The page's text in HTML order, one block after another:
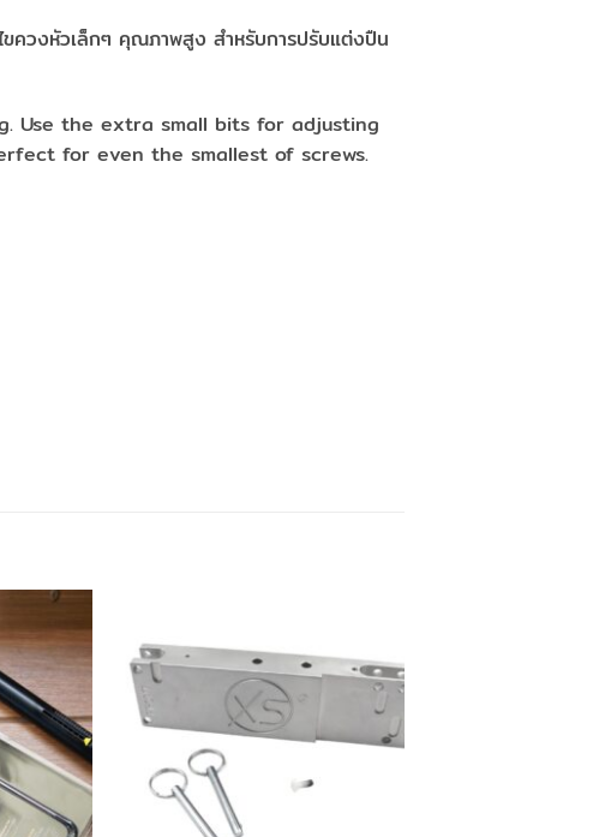
ควงหัวเล็กๆ คุณภาพสูง สำหรับการปรับแต่งปืน
Use the extra small bits for adjusting
for even the smallest of screws.